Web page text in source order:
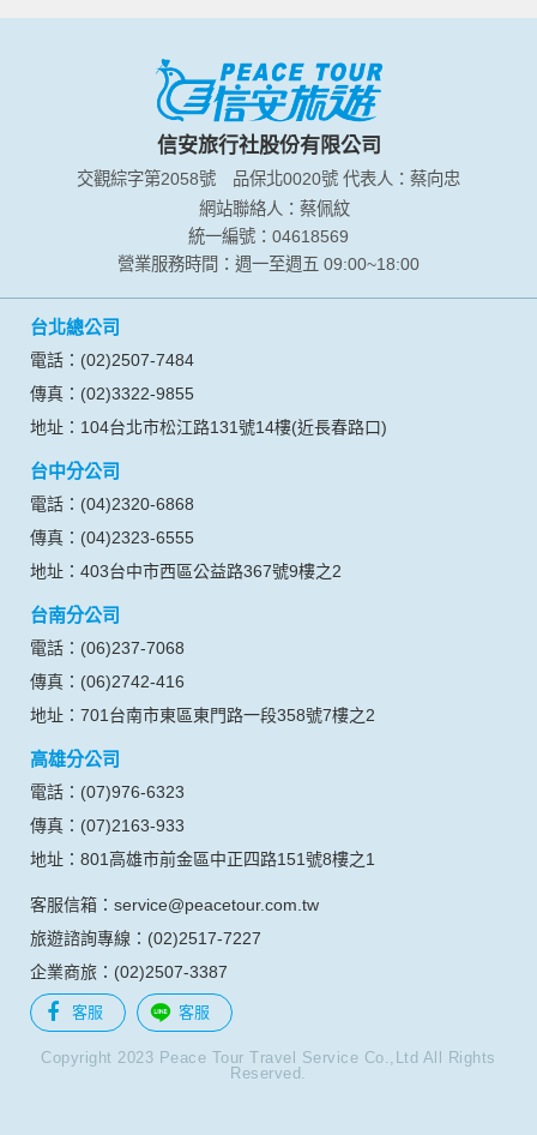
信安旅行社股份有限公司
交觀綜字第2058號 品保北0020號 代表人：蔡向忠
網站聯絡人：蔡佩紋
統一編號：04618569
營業服務時間：週一至週五 09:00~18:00
台北總公司
電話：(02)2507-7484
傳真：(02)3322-9855
地址：104台北市松江路131號14樓(近長春路口)
台中分公司
電話：(04)2320-6868
傳真：(04)2323-6555
地址：403台中市西區公益路367號9樓之2
台南分公司
電話：(06)237-7068
傳真：(06)2742-416
地址：701台南市東區東門路一段358號7樓之2
高雄分公司
電話：(07)976-6323
傳真：(07)2163-933
地址：801高雄市前金區中正四路151號8樓之1
客服信箱：service@peacetour.com.tw
旅遊諮詢專線：(02)2517-7227
企業商旅：(02)2507-3387
客服 客服
Copyright 2023 Peace Tour Travel Service Co.,Ltd All Rights
Reserved.